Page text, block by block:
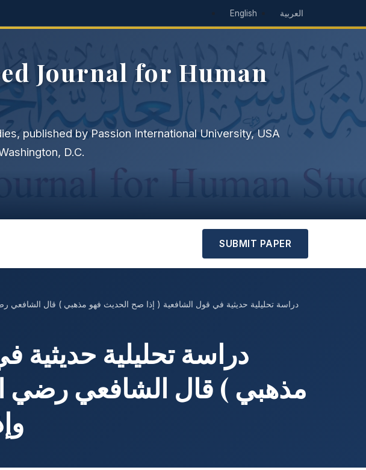
English العربية
Journal for Human
published by Passion International University, USA
D.C.
SUBMIT PAPER
دراسة تحليلية
مذهبي ) قال الشافعي رضي